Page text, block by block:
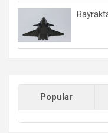
Popular